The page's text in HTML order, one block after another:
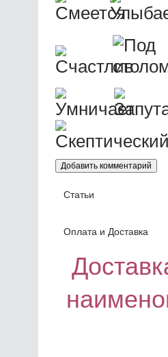
Статьи
Оплата и Доставка